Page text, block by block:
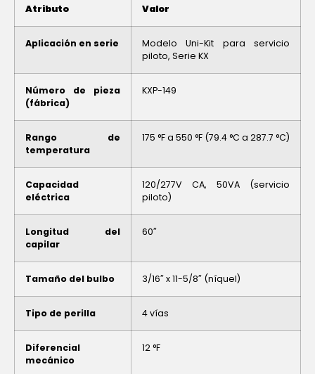
Atributo Valor
Aplicación en serie
Modelo Uni-Kit para servicio
piloto, Serie KX
Número de pieza
(fábrica)
KXP-149
Rango de
temperatura
175 °F a 550 °F (79.4 °C a 287.7 °C)
Capacidad
eléctrica
120/277V CA, 50VA (servicio
piloto)
Longitud del
capilar
60″
Tamaño del bulbo 3/16″ x 11-5/8″ (níquel)
Tipo de perilla 4 vías
Diferencial
mecánico
12 °F